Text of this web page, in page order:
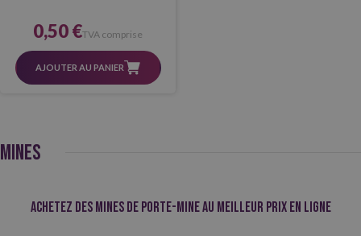
0,50 €TVA comprise
AJOUTER AU PANIER
MINES
Achetez des mines de porte-mine au meilleur prix en ligne